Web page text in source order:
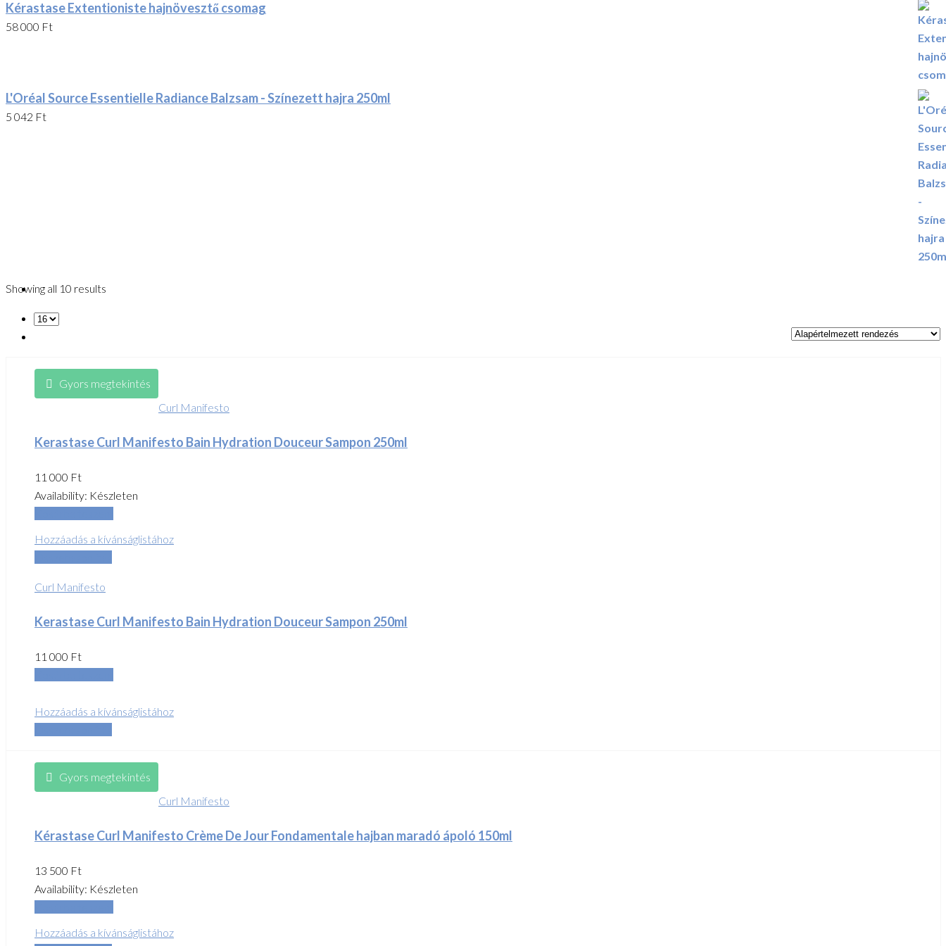
Kérastase Extentioniste hajnövesztő csomag
58 000 Ft
L'Oréal Source Essentielle Radiance Balzsam - Színezett hajra 250ml
5 042 Ft
Showing all 10 results
Gyors megtekintés
Curl Manifesto
Kerastase Curl Manifesto Bain Hydration Douceur Sampon 250ml
11 000 Ft
Availability: Készleten
Hozzáadás a kívánságlistához
Curl Manifesto
Kerastase Curl Manifesto Bain Hydration Douceur Sampon 250ml
11 000 Ft
Hozzáadás a kívánságlistához
Gyors megtekintés
Curl Manifesto
Kérastase Curl Manifesto Crème De Jour Fondamentale hajban maradó ápoló 150ml
13 500 Ft
Availability: Készleten
Hozzáadás a kívánságlistához